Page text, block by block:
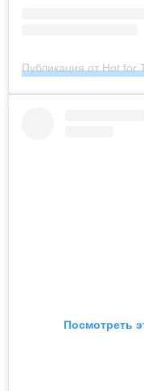
Публикация от Hot for
Посмотреть